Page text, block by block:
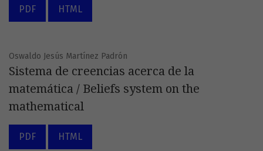
PDF HTML
Oswaldo Jesús Martínez Padrón
Sistema de creencias acerca de la
matemática / Beliefs system on the
mathematical
PDF HTML